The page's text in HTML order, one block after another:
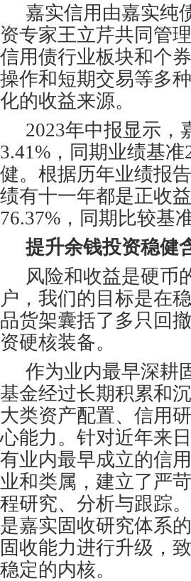
嘉实信用由嘉实纯
资专家王立芹共同管
信用债行业板块和个
操作和短期交易等多
化的收益来源。
2023年中报显示，
3.41%，同期业绩基
健。根据历年业绩报
绩有十一年都是正收
76.37%，同期比较基
提升余钱投资稳健
风险和收益是硬币
户，我们的目标是在
品货架囊括了多只回
资硬核装备。
作为业内最早深耕
基金经过长期积累和
大类资产配置、信用
心能力。针对近年来
有业内最早成立的信
业和类属，建立了严
程研究、分析与跟踪
是嘉实固收研究体系
固收能力进行升级，
稳定的内核。